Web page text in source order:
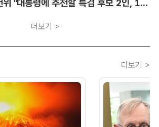
선관위 특검 추천위 "대통령에 추천할 특검 후보 2인, 14일 확정"
더보기 >
더보기 >